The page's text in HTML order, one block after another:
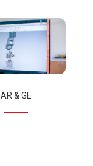
AR & GE